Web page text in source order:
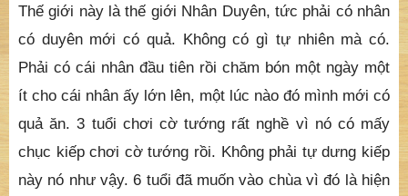
Thế giới này là thế giới Nhân Duyên, tức phải có nhân
có duyên mới có quả. Không có gì tự nhiên mà có.
Phải có cái nhân đầu tiên rồi chăm bón một ngày một
ít cho cái nhân ấy lớn lên, một lúc nào đó mình mới có
quả ăn. 3 tuổi chơi cờ tướng rất nghề vì nó có mấy
chục kiếp chơi cờ tướng rồi. Không phải tự dưng kiếp
này nó như vậy. 6 tuổi đã muốn vào chùa vì đó là hiện